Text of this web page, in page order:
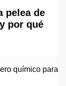
pelea de
por qué